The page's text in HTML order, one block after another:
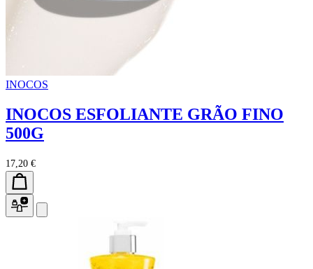
INOCOS
INOCOS ESFOLIANTE GRÃO FINO
500G
17,20 €